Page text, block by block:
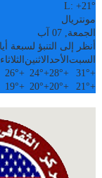
L:+21°
مونتريال
الجمعة, 07 آب
أنظر إلى التنبؤ لسبعة
السبت الأحدالاثنين الثلاثاء
+
31°
+
28°
+
24°
+
26°
+
21°
+
20°
+
20°
+
19°